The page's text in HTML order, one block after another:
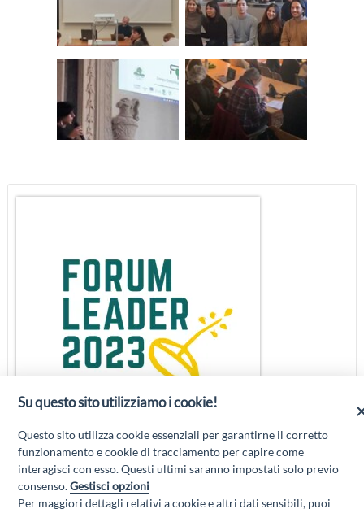
Su questo sito utilizziamo i cookie!
Questo sito utilizza cookie essenziali per garantirne il corretto
funzionamento e cookie di tracciamento per capire come
interagisci con esso. Questi ultimi saranno impostati solo previo
consenso.Gestisci opzioni
Per maggiori dettagli relativi a cookie e altri dati sensibili, puoi